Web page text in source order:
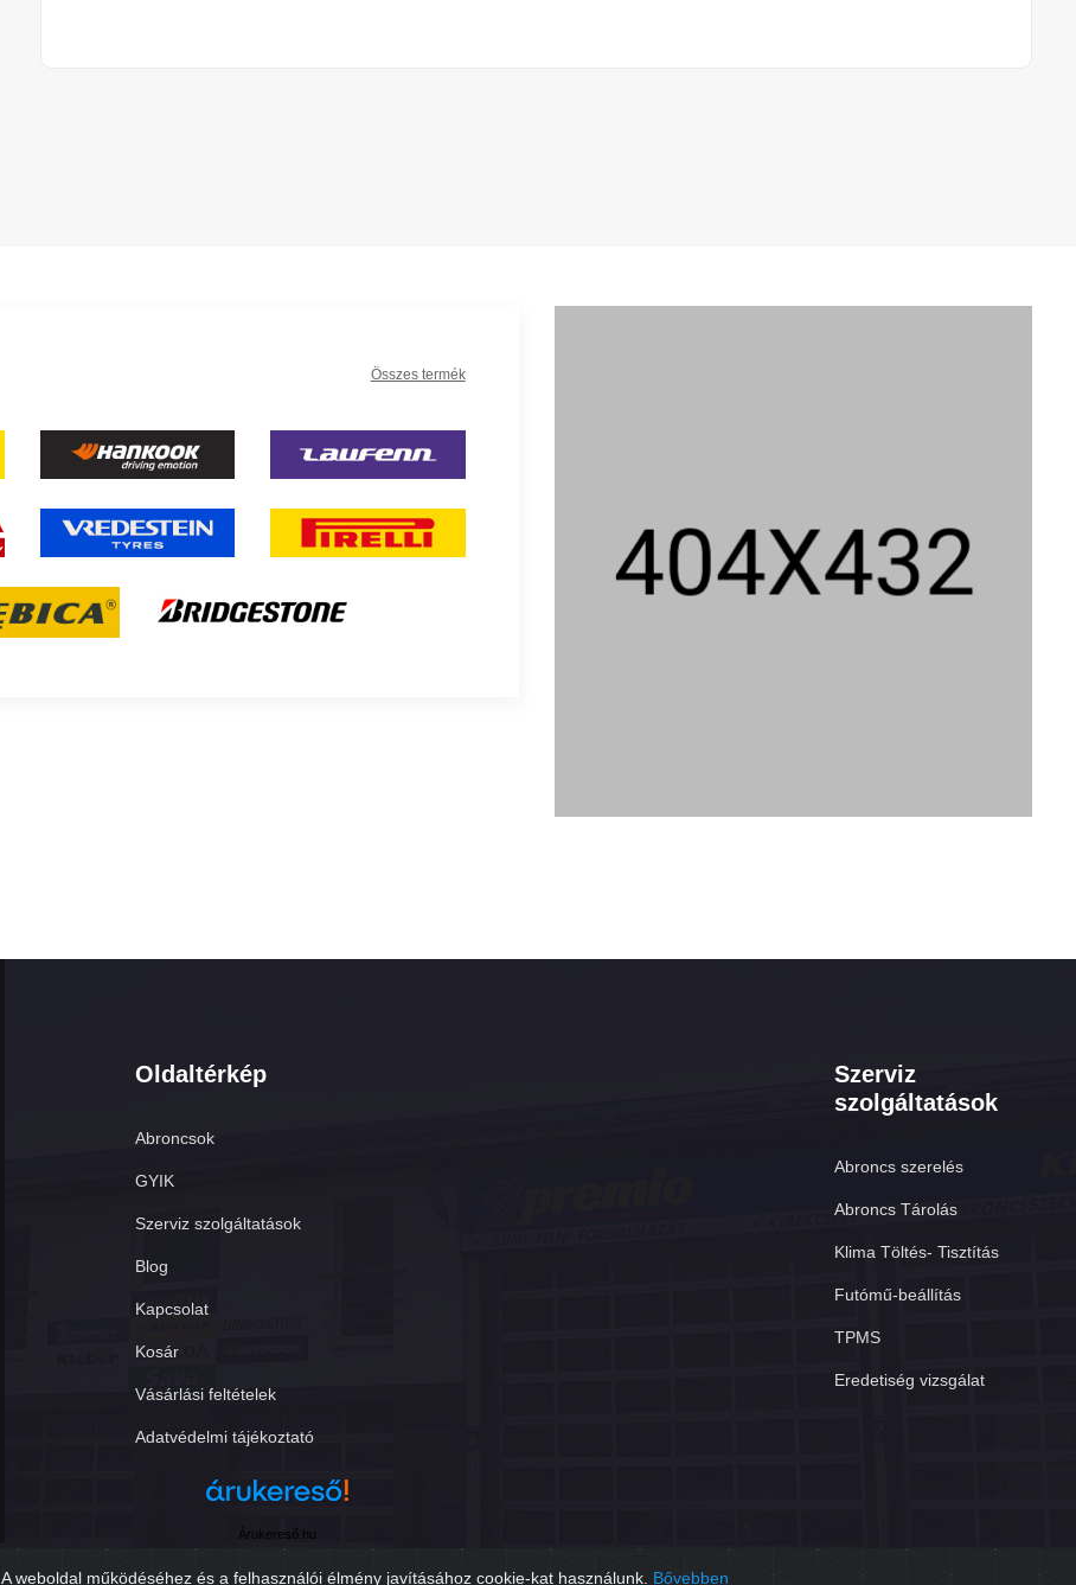
Összes termék
A weboldal működéséhez és a felhasználói élmény javításához cookie-kat használunk. Bővebben
Oldaltérkép
Abroncsok
GYIK
Szerviz szolgáltatások
Blog
Kapcsolat
Kosár
Vásárlási feltételek
Adatvédelmi tájékoztató
Árukereső.hu
Szerviz
szolgáltatások
Abroncs szerelés
Abroncs Tárolás
Klima Töltés- Tisztítás
Futómű-beállítás
TPMS
Eredetiség vizsgálat